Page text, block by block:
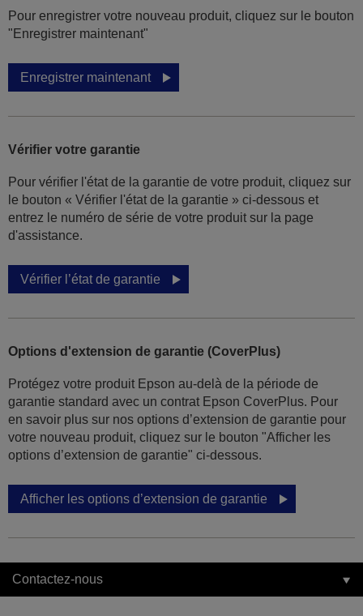
Pour enregistrer votre nouveau produit, cliquez sur le bouton
"Enregistrer maintenant"
Enregistrer maintenant
Vérifier votre garantie
Pour vérifier l'état de la garantie de votre produit, cliquez sur
le bouton « Vérifier l'état de la garantie » ci-dessous et
entrez le numéro de série de votre produit sur la page
d'assistance.
Vérifier l’état de garantie
Options d'extension de garantie (CoverPlus)
Protégez votre produit Epson au-delà de la période de
garantie standard avec un contrat Epson CoverPlus. Pour
en savoir plus sur nos options d’extension de garantie pour
votre nouveau produit, cliquez sur le bouton "Afficher les
options d’extension de garantie" ci-dessous.
Afficher les options d’extension de garantie
Contactez-nous